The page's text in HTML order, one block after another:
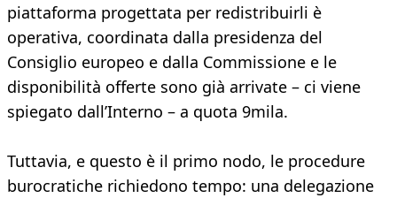
piattaforma progettata per redistribuirli è
operativa, coordinata dalla presidenza del
Consiglio europeo e dalla Commissione e le
disponibilità offerte sono già arrivate – ci viene
spiegato dall’Interno – a quota 9mila.
Tuttavia, e questo è il primo nodo, le procedure
burocratiche richiedono tempo: una delegazione